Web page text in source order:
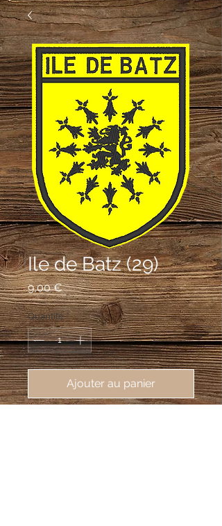
Ile de Batz (29)
9,00 €Prix
Quantité *
Ajouter au panier